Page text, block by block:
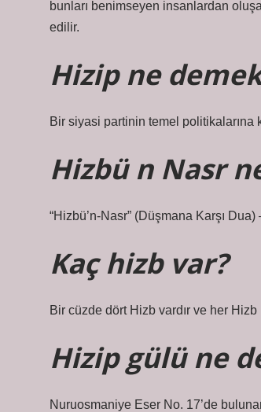
bunları benimseyen insanlardan
edilir.
Hizip ne
Bir siyasi partinin temel
Hizbü n Nasr
“Hizbü’n-Nasr” (Düşmana Karşı
Kaç hizb var?
Bir cüzde dört Hizb vardır ve her Hizb
Hizip gülü ne
Nuruosmaniye Eser No. 17’de